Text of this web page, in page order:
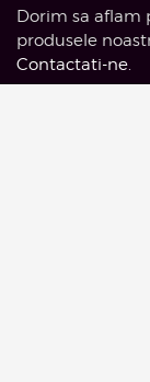
Dorim sa aflam
produsele
Contactati-ne.